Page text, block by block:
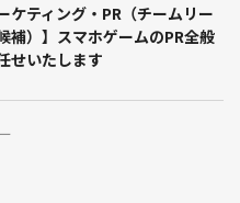
ケティング・PR（チームリー
補）】スマホゲームのPR全般
せいたします